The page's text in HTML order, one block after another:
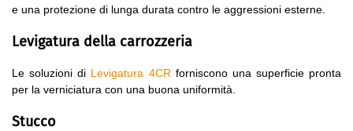
e una protezione di lunga durata contro le aggressioni esterne.
Levigatura della carrozzeria
Le soluzioni di Levigatura 4CR forniscono una superficie pronta
per la verniciatura con una buona uniformità.
Stucco